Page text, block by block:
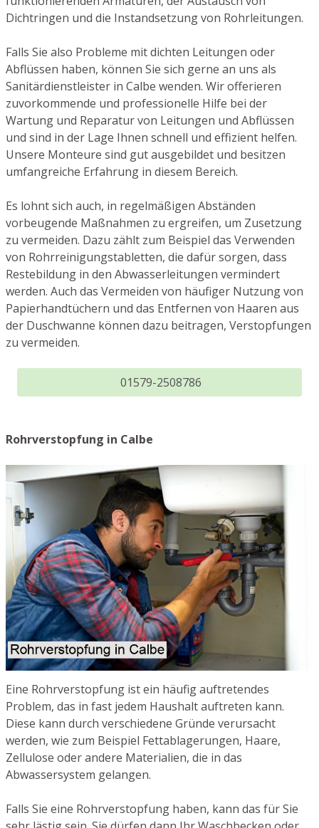
Dichtringen und die Instandsetzung von Rohrleitungen.
Falls Sie also Probleme mit dichten Leitungen oder
Abflüssen haben, können Sie sich gerne an uns als
Sanitärdienstleister in Calbe wenden. Wir offerieren
zuvorkommende und professionelle Hilfe bei der
Wartung und Reparatur von Leitungen und Abflüssen
und sind in der Lage Ihnen schnell und effizient helfen.
Unsere Monteure sind gut ausgebildet und besitzen
umfangreiche Erfahrung in diesem Bereich.
Es lohnt sich auch, in regelmäßigen Abständen
vorbeugende Maßnahmen zu ergreifen, um Zusetzung
zu vermeiden. Dazu zählt zum Beispiel das Verwenden
von Rohrreinigungstabletten, die dafür sorgen, dass
Restebildung in den Abwasserleitungen vermindert
werden. Auch das Vermeiden von häufiger Nutzung von
Papierhandtüchern und das Entfernen von Haaren aus
der Duschwanne können dazu beitragen, Verstopfungen
zu vermeiden.
01579-2508786
Rohrverstopfung in Calbe
Eine Rohrverstopfung ist ein häufig auftretendes
Problem, das in fast jedem Haushalt auftreten kann.
Diese kann durch verschiedene Gründe verursacht
werden, wie zum Beispiel Fettablagerungen, Haare,
Zellulose oder andere Materialien, die in das
Abwassersystem gelangen.
Falls Sie eine Rohrverstopfung haben, kann das für Sie